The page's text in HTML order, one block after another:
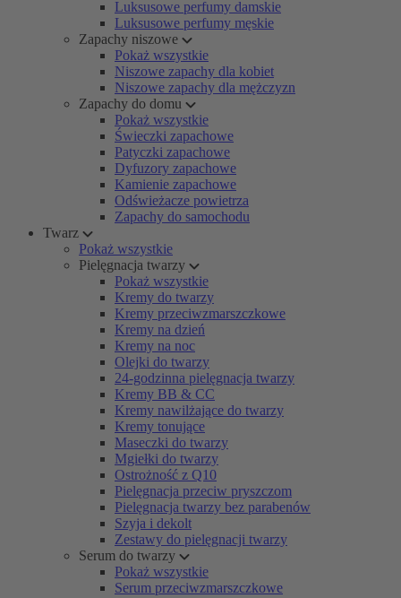
Luksusowe perfumy damskie
Luksusowe perfumy męskie
Zapachy niszowe
Pokaż wszystkie
Niszowe zapachy dla kobiet
Niszowe zapachy dla mężczyzn
Zapachy do domu
Pokaż wszystkie
Świeczki zapachowe
Patyczki zapachowe
Dyfuzory zapachowe
Kamienie zapachowe
Odświeżacze powietrza
Zapachy do samochodu
Twarz
Pokaż wszystkie
Pielęgnacja twarzy
Pokaż wszystkie
Kremy do twarzy
Kremy przeciwzmarszczkowe
Kremy na dzień
Kremy na noc
Olejki do twarzy
24-godzinna pielęgnacja twarzy
Kremy BB & CC
Kremy nawilżające do twarzy
Kremy tonujące
Maseczki do twarzy
Mgiełki do twarzy
Ostrożność z Q10
Pielęgnacja przeciw pryszczom
Pielęgnacja twarzy bez parabenów
Szyja i dekolt
Zestawy do pielęgnacji twarzy
Serum do twarzy
Pokaż wszystkie
Serum przeciwzmarszczkowe